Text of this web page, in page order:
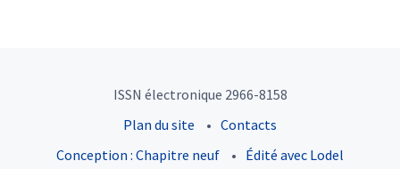
ISSN électronique 2966-8158
Plan du site
Contacts
Conception : Chapitre neuf
Édité avec Lodel